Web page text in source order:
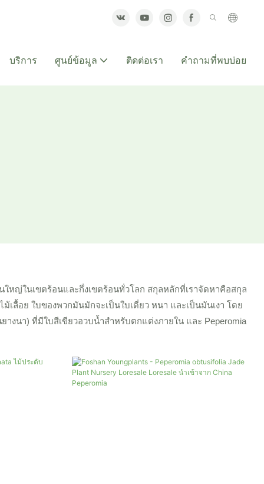
บริการ ศูนย์ข้อมูล ติดต่อเรา คำถามที่พบบ่อย
หญ่ในเขตร้อนและกึ่งเขตร้อนทั่วโลก สกุลหลักที่เราจัดหาคือสกุล
ลื้อย ใบของพวกมันมักจะเป็นใบเดี่ยว หนา และเป็นมันเงา โดย
งนา) ที่มีใบสีเขียวอวบน้ำสำหรับตกแต่งภายใน และ Peperomia